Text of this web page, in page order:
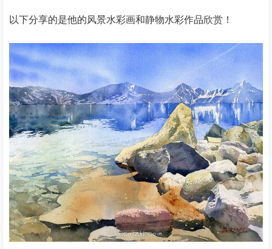
以下分享的是他的风景水彩画和静物水彩作品欣赏！